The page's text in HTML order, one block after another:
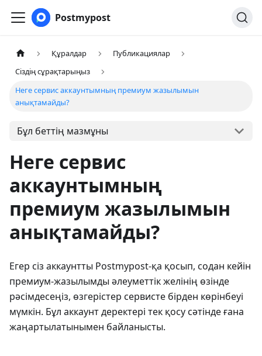
Postmypost
Құралдар
Публикациялар
Сіздің сұрақтарыңыз
Неге сервис аккаунтымның премиум жазылымын
анықтамайды?
Бұл беттің мазмұны
Неге сервис
аккаунтымның
премиум жазылымын
анықтамайды?
Егер сіз аккаунтты Postmypost-қа қосып, содан кейін
премиум-жазылымды әлеуметтік желінің өзінде
рәсімдесеңіз, өзгерістер сервисте бірден көрінбеуі
мүмкін. Бұл аккаунт деректері тек қосу сәтінде ғана
жаңартылатынымен байланысты.